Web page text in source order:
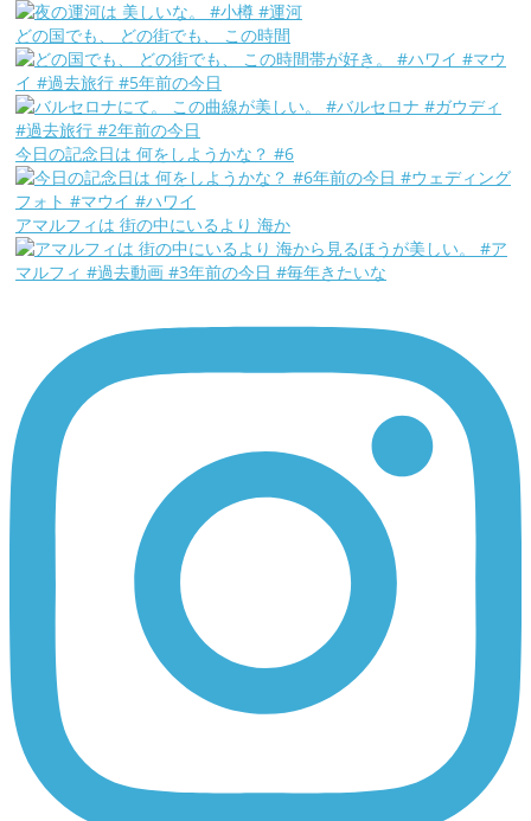
どの国でも、 どの街でも、 この時間
今日の記念日は 何をしようかな？ #6
アマルフィは 街の中にいるより 海か